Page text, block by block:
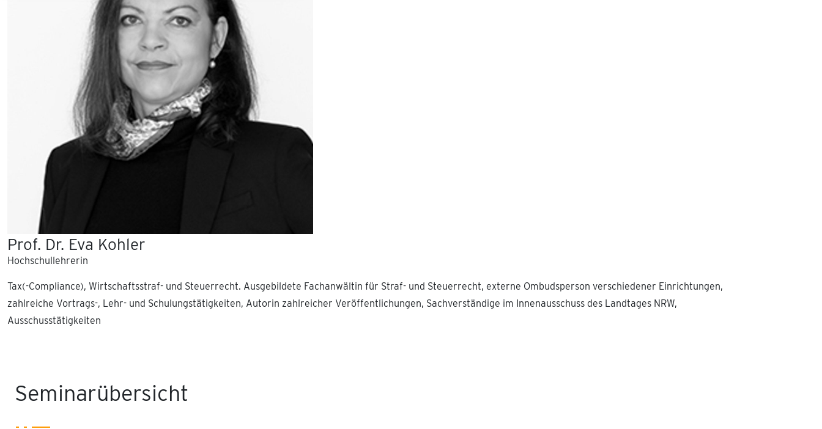
Prof. Dr. Eva Kohler
Hochschullehrerin
Tax(-Compliance), Wirtschaftsstraf- und Steuerrecht. Ausgebildete Fachanwältin für Straf- und Steuerrecht, externe Ombudsperson verschiedener Einrichtungen,
zahlreiche Vortrags-, Lehr- und Schulungstätigkeiten, Autorin zahlreicher Veröffentlichungen, Sachverständige im Innenausschuss des Landtages NRW,
Ausschusstätigkeiten
Seminarübersicht